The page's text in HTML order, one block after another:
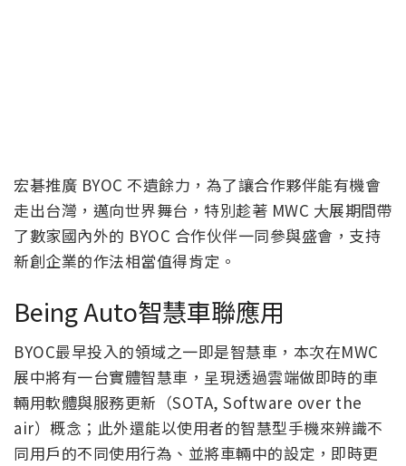
宏碁推廣 BYOC 不遺餘力，為了讓合作夥伴能有機會
走出台灣，邁向世界舞台，特別趁著 MWC 大展期間帶
了數家國內外的 BYOC 合作伙伴一同參與盛會，支持
新創企業的作法相當值得肯定。
Being Auto智慧車聯應用
BYOC最早投入的領域之一即是智慧車，本次在MWC
展中將有一台實體智慧車，呈現透過雲端做即時的車
輛用軟體與服務更新（SOTA, Software over the
air）概念；此外還能以使用者的智慧型手機來辨識不
同用戶的不同使用行為、並將車輛中的設定，即時更